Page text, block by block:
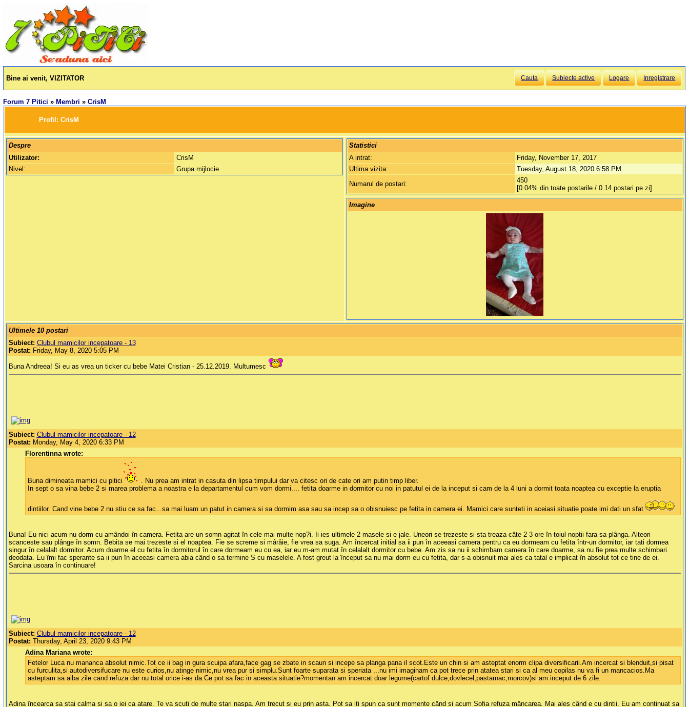
Bine ai venit, VIZITATOR Cauta Subiecte active Logare Inregistrare
Forum 7 Pitici » Membri »CrisM
		Profil:
CrisM
Despre
Utilizator:
CrisM
Nivel:
Grupa mijlocie
Statistici
A intrat:
Friday, November 17, 2017
Ultima vizita:
Tuesday, August 18, 2020 6:58 PM
Numarul de postari:
450
[0.04% din toate postarile / 0.14 postari pe zi]
Imagine
Ultimele 10 postari
Subiect: Clubul mamicilor incepatoare - 13
Postat: Friday, May 8, 2020 5:05 PM
Buna Andreea! Si eu as vrea un ticker cu bebe Matei Cristian - 25.12.2019. Multumesc
Subiect: Clubul mamicilor incepatoare - 12
Postat: Monday, May 4, 2020 6:33 PM
Florentinna wrote:
Buna dimineata mamici cu pitici
. Nu prea am intrat in casuta din lipsa timpului dar va citesc ori de cate ori am putin timp liber.
In sept o sa vina bebe 2 si marea problema a noastra e la departamentul cum vom dormi.... fetita doarme in dormitor cu noi in patutul ei de la inceput si cam de la 4 luni a dormit toata noaptea cu exceptie la eruptia
dintiilor. Cand vine bebe 2 nu stiu ce sa fac...sa mai luam un patut in camera si sa dormim asa sau sa incep sa o obisnuiesc pe fetita in camera ei. Mamici care sunteti in aceiasi situatie poate imi dati un sfat
Buna! Eu nici acum nu dorm cu amândoi în camera. Fetita are un somn agitat în cele mai multe nop?i. Ii ies ultimele 2 masele si e jale. Uneori se trezeste si sta treaza câte 2-3 ore în toiul noptii fara sa plânga. Alteori
scanceste sau plânge în somn. Bebita se mai trezeste si el noaptea. Fie se screme si mârâie, fie vrea sa suga. Am încercat initial sa ii pun în aceeasi camera pentru ca eu dormeam cu fetita într-un dormitor, iar tati dormea
singur în celalalt dormitor. Acum doarme el cu fetita în dormitorul în care dormeam eu cu ea, iar eu m-am mutat în celalalt dormitor cu bebe. Am zis sa nu ii schimbam camera în care doarme, sa nu fie prea multe schimbari
deodata. Eu îmi fac sperante sa ii pun în aceeasi camera abia când o sa termine S cu maselele. A fost greut la început sa nu mai dorm eu cu fetita, dar s-a obisnuit mai ales ca tatal e implicat în absolut tot ce tine de ei.
Sarcina usoara în continuare!
Subiect: Clubul mamicilor incepatoare - 12
Postat: Thursday, April 23, 2020 9:43 PM
Adina Mariana wrote:
Fetelor Luca nu mananca absolut nimic.Tot ce ii bag in gura scuipa afara,face gag se zbate in scaun si incepe sa planga pana il scot.Este un chin si am asteptat enorm clipa diversificarii.Am incercat si blenduit,si pisat
cu furculita,si autodiversifucare nu este curios,nu atinge nimic,nu vrea pur si simplu.Sunt foarte suparata si speriata ...nu imi imaginam ca pot trece prin atatea stari si ca al meu copilas nu va fi un mancacios.Ma
asteptam sa aiba zile cand refuza dar nu total orice i-as da.Ce pot sa fac in aceasta situatie?momentan am incercat doar legume(cartof dulce,dovlecel,pastarnac,morcov)si am inceput de 6 zile.
Adina încearca sa stai calma si sa o iei ca atare. Te va scuti de multe stari naspa. Am trecut si eu prin asta. Pot sa iti spun ca sunt momente când si acum Sofia refuza mâncarea. Mai ales când e cu dintii. Eu am continuat sa